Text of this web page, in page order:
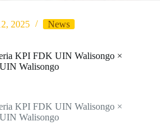
2025 News
KPI FDK UIN Walisongo ×
Walisongo
KPI FDK UIN Walisongo ×
Walisongo